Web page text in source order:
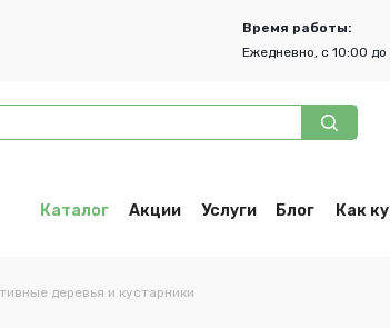
Время работы:
Ежедневно, с 10:00
Каталог Акции Услуги Блог Как
деревья и кустарники